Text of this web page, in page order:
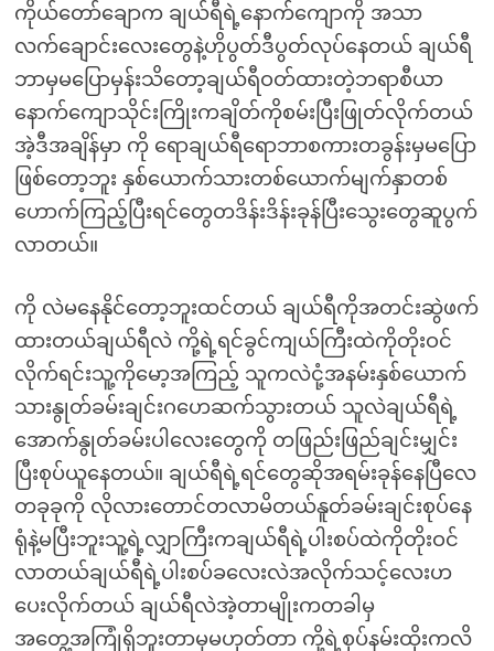
ကိုယ်တော်ချောက ချယ်ရီရဲ့နောက်ကျောကို အသာ
လက်ချောင်းလေးတွေနဲ့ဟိုပွတ်ဒီပွတ်လုပ်နေတယ် ချယ်ရီ
ဘာမှမပြောမှန်းသိတော့ချယ်ရီဝတ်ထားတဲ့ဘရာစီယာ
နောက်ကျောသိုင်းကြိုးကချိတ်ကိုစမ်းပြီးဖြုတ်လိုက်တယ်
အဲ့ဒီအချိန်မှာ ကို ရောချယ်ရီရောဘာစကားတခွန်းမှမပြော
ဖြစ်တော့ဘူး နှစ်ယောက်သားတစ်ယောက်မျက်နှာတစ်
ဟောက်ကြည့်ပြီးရင်တွေတဒိန်းဒိန်းခုန်ပြီးသွေးတွေဆူပွက်
လာတယ်။
ကို လဲမနေနိုင်တော့ဘူးထင်တယ် ချယ်ရီကိုအတင်းဆွဲဖက်
ထားတယ်ချယ်ရီလဲ ကို့ရဲ့ရင်ခွင်ကျယ်ကြီးထဲကိုတိုးဝင်
လိုက်ရင်းသူ့ကိုမော့အကြည့် သူကလဲငုံ့အနမ်းနှစ်ယောက်
သားနွုတ်ခမ်းချင်းဂဟေဆက်သွားတယ် သူလဲချယ်ရီရဲ့
အောက်နွုတ်ခမ်းပါလေးတွေကို တဖြည်းဖြည်ချင်းမျှင်း
ပြီးစုပ်ယူနေတယ်။ ချယ်ရီရဲ့ရင်တွေဆိုအရမ်းခုန်နေပြီလေ
တခုခုကို လိုလားတောင်တလာမိတယ်နူတ်ခမ်းချင်းစုပ်နေ
ရုံနဲ့မပြီးဘူးသူ့ရဲ့လျှာကြီးကချယ်ရီရဲ့ပါးစပ်ထဲကိုတိုးဝင်
လာတယ်ချယ်ရီရဲ့ပါးစပ်ခလေးလဲအလိုက်သင့်လေးဟ
ပေးလိုက်တယ် ချယ်ရီလဲအဲ့တာမျိုးကတခါမှ
အတွေ့အကြုံရှိဘူးတာမှမဟုတ်တာ ကို့ရဲ့စုပ်နမ်းထိုးကလိ